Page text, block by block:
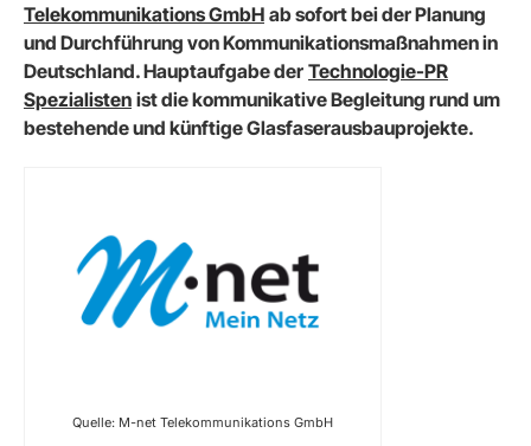
Telekommunikations GmbH ab sofort bei der Planung
und Durchführung von Kommunikationsmaßnahmen in
Deutschland. Hauptaufgabe der Technologie-PR
Spezialisten ist die kommunikative Begleitung rund um
bestehende und künftige Glasfaserausbauprojekte.
Quelle: M-net Telekommunikations GmbH